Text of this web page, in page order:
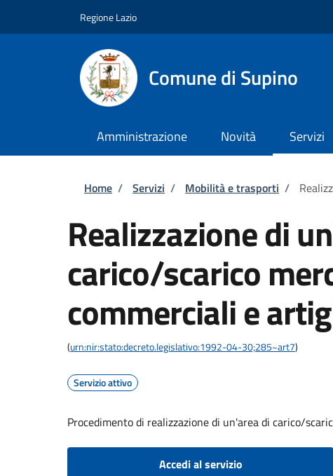
Regione Lazio
Comune di Supino
Amministrazione Novità Servizi
Briciole di pane
Home / Servizi / Mobilità e trasporti /
Realizzazione di
carico/scarico
commerciali e
(urn:nir:stato:decreto.legislativo:1992-04-30;285~art7)
Servizio attivo
Procedimento di realizzazione di un'area di carico/
Accedi al servizio